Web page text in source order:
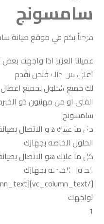
سامسونج
مرحبأ بكم في موقع صيانة
عميلنا العزيز اذا واجهت
تقلق من ذاك فنحن نقدم
لك جميع الحلول لجميع
الفنى او من مهنيون ذو
سامسونج
كل ما عليك هو الاتصال
الحلول الخاصه بجهازك
كل ما عليك هو الاتصال
الحلول الخاصه بجهازك
تواجهك
1